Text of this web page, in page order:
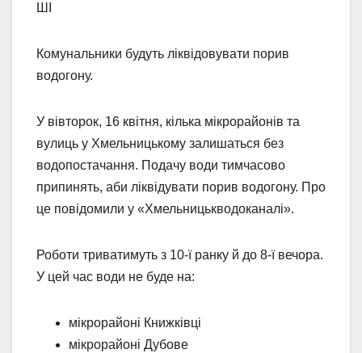
ШІ
Комунальники будуть ліквідовувати порив
водогону.
У вівторок, 16 квітня, кілька мікрорайонів та
вулиць у Хмельницькому залишаться без
водопостачання. Подачу води тимчасово
припинять, аби ліквідувати порив водогону. Про
це повідомили у «Хмельницькводоканалі».
Роботи триватимуть з 10-ї ранку й до 8-ї вечора.
У цей час води не буде на:
мікрорайоні Книжківці
мікрорайоні Дубове